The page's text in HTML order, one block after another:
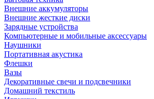
Внешние аккумуляторы
Внешние жесткие диски
Зарядные устройства
Компьютерные и мобильные аксессуары
Наушники
Портативная акустика
Флешки
Вазы
Декоративные свечи и подсвечники
Домашний текстиль